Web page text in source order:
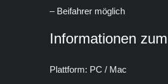
– Beifahrer möglich
Informationen
Plattform: PC / Mac